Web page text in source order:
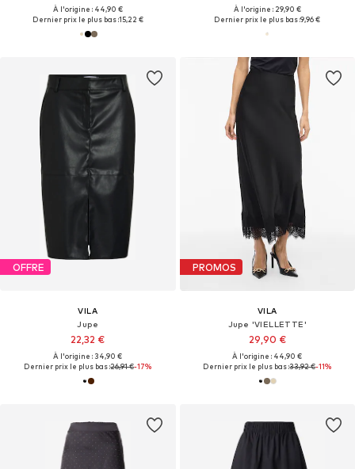
À l'origine : 44,90 €
Dernier prix le plus bas :15,22 €
À l'origine : 29,90 €
Dernier prix le plus bas :9,96 €
OFFRE
VILA
Jupe
22,32 €
À l'origine : 34,90 €
Dernier prix le plus bas :26,91 €-17%
PROMOS
VILA
Jupe 'VIELLETTE'
29,90 €
À l'origine : 44,90 €
Dernier prix le plus bas :33,92 €-11%